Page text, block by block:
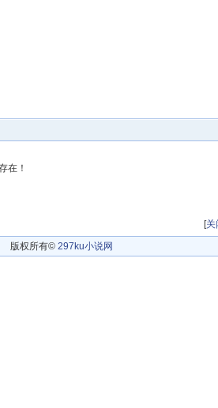
在！
[关
版权所有© 297ku小说网